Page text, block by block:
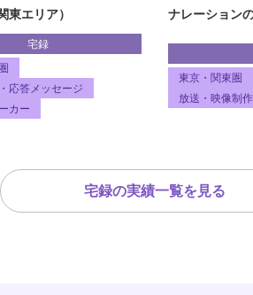
東エリア）
宅録
応答メッセージ
カー
ナレーション
東京・関東圏
放送・映像制
宅録の実績一覧を見る